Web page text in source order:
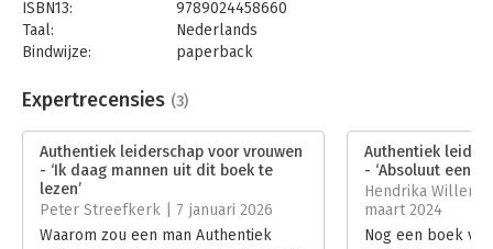
ISBN13:
9789024458660
Taal:
Nederlands
Bindwijze:
paperback
Uitgever:
Boom
Verschijningsdatum:
Hoofdrubriek:
Expertrecensies (3)
Authentiek leiderschap voor vrouwen
- ‘Ik daag mannen uit dit boek te
lezen’
Peter Streefkerk | 7 januari 2026
Waarom zou een man Authentiek
Authentiek
- ‘Absoluut een
Hendrika
maart 2024
Nog een boek